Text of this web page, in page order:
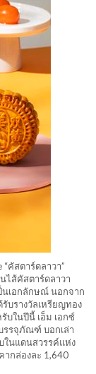
คัสตาร์ดลาวา”
ไส้คัสตาร์ดลาวา
นเอกลักษณ์ นอกจาก
บรางวัลเหรียญทอง
บในปีนี้ เอ็ม เอกซ์
รรจุภัณฑ์ บอกเล่า
ในแดนสวรรค์แห่ง
กล่องละ 1,640